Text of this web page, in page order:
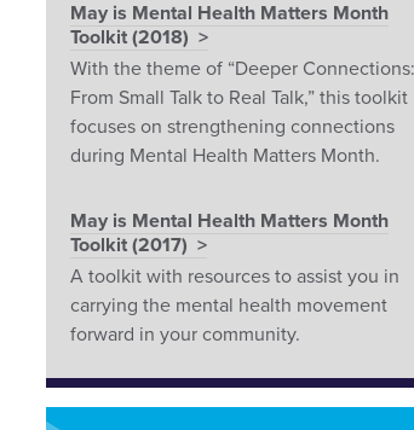
May is Mental Health Matters Month
Toolkit (2018)
With the theme of “Deeper Connections:
From Small Talk to Real Talk,” this toolkit
focuses on strengthening connections
during Mental Health Matters Month.
May is Mental Health Matters Month
Toolkit (2017)
A toolkit with resources to assist you in
carrying the mental health movement
forward in your community.